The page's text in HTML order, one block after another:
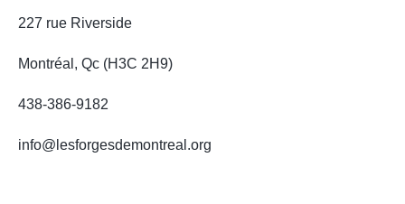
227 rue Riverside
Montréal, Qc (H3C 2H9)
438-386-9182
info@lesforgesdemontreal.org